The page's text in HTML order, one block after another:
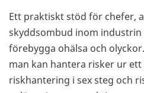
Ett praktiskt stöd för chefer,
skyddsombud inom
förebygga ohälsa och
man kan hantera risker ur ett
riskhantering i sex steg och